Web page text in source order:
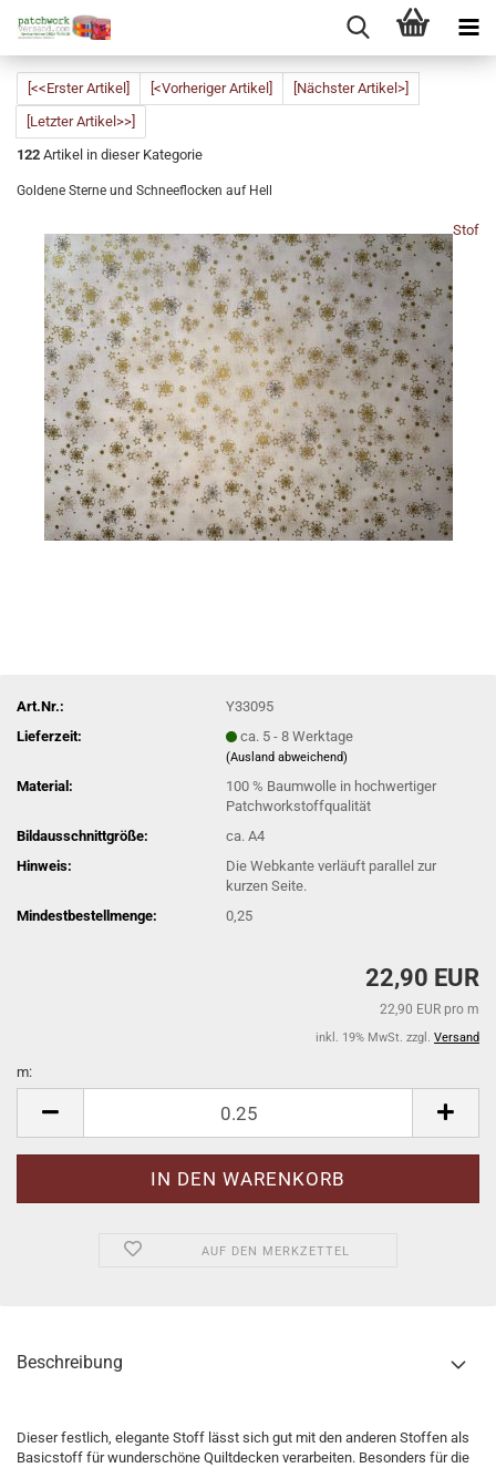
[<<Erster Artikel] [<Vorheriger Artikel]
[Nächster Artikel>]
[Letzter Artikel>>]
122 Artikel in dieser Kategorie
Goldene Sterne und Schneeflocken auf Hell
Stof
Art.Nr.:
Y33095
Lieferzeit:
ca. 5 - 8 Werktage
(Ausland abweichend)
Material:
100 % Baumwolle in hochwertiger
Patchworkstoffqualität
Bildausschnittgröße:
ca. A4
Hinweis:
Die Webkante verläuft parallel zur
kurzen Seite.
Mindestbestellmenge:
0,25
22,90 EUR
22,90 EUR pro m
inkl. 19% MwSt. zzgl. Versand
m:
AUF DEN MERKZETTEL
Beschreibung
Dieser festlich, elegante Stoff lässt sich gut mit den anderen Stoffen als
Basicstoff für wunderschöne Quiltdecken verarbeiten. Besonders für die